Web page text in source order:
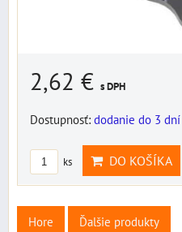
2,62 € s DPH
Dostupnosť: dodanie do 3 dní
ks DO KOŠÍKA
Hore Ďalšie produkty